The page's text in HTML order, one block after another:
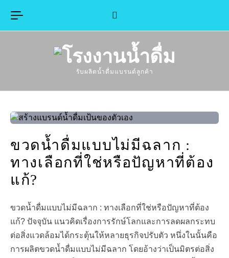
รับผลิตน้ำดื่มแบรนด์ลูกค้า
ขวดน้ำดื่มแบบไม่มีฉลาก :
ทางเลือกที่ใช่หรือปัญหาที่ต้อง
แก้?
ขวดน้ำดื่มแบบไม่มีฉลาก : ทางเลือกที่ใช่หรือปัญหาที่ต้อง
แก้? ปัจจุบัน แนวคิดเรื่องการรักษ์โลกและการลดผลกระทบ
ต่อสิ่งแวดล้อมได้กระตุ้นให้หลายธุรกิจปรับตัว หนึ่งในนั้นคือ
การผลิตขวดน้ำดื่มแบบไม่มีฉลาก โดยอ้างว่าเป็นมิตรต่อสิ่ง